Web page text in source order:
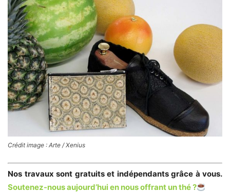
Crédit image : Arte / Xenius
Nos travaux sont gratuits et indépendants grâce à vous.
Soutenez-nous aujourd’hui en nous offrant un thé ?